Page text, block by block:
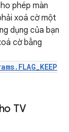
phép màn
xoá cờ một
dụng của bạn
cờ bằng
TV